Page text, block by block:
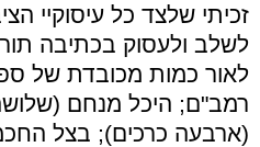
זכיתי שלצד כל עיסוקיי
לשלב ולעסוק בכתיבה
לאור כמות מכובדת של
רמב"ם; היכל מנחם
(ארבעה כרכים); בצל